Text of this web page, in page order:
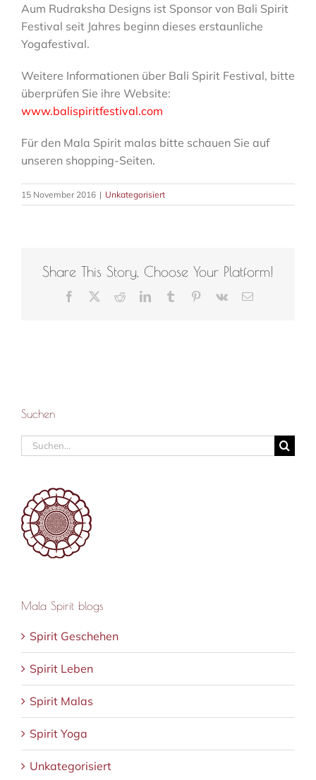
Aum Rudraksha Designs ist Sponsor von Bali Spirit
Festival seit Jahres beginn dieses erstaunliche
Yogafestival.
Weitere Informationen über Bali Spirit Festival, bitte
überprüfen Sie ihre Website:
www.balispiritfestival.com
Für den Mala Spirit malas bitte schauen Sie auf
unseren shopping-Seiten.
15 November 2016 | Unkategorisiert
Share This Story, Choose Your Platform!
Facebook RedditLinkedInTumblr Pinterest
Vk
E-
Suchen
Suche
nach:
Mala Spirit blogs
Spirit Geschehen
Spirit Leben
Spirit Malas
Spirit Yoga
Unkategorisiert